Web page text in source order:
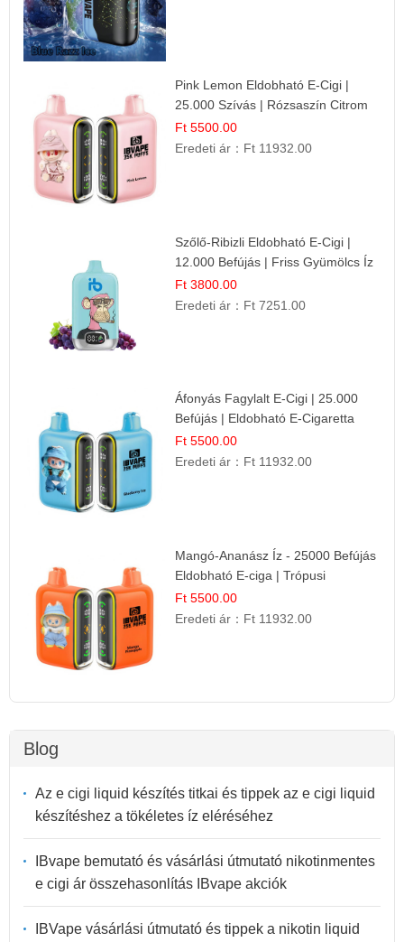
Pink Lemon Eldobható E-Cigi |
25.000 Szívás | Rózsaszín Citrom
Íz
Ft 5500.00
Eredeti ár： Ft 11932.00
Szőlő-Ribizli Eldobható E-Cigi |
12.000 Befújás | Friss Gyümölcs Íz
Ft 3800.00
Eredeti ár： Ft 7251.00
Áfonyás Fagylalt E-Cigi | 25.000
Befújás | Eldobható E-Cigaretta
Ft 5500.00
Eredeti ár： Ft 11932.00
Mangó-Ananász Íz - 25000 Befújás
Eldobható E-ciga | Trópusi
Gyümölcs Élmény!
Ft 5500.00
Eredeti ár： Ft 11932.00
Blog
Az e cigi liquid készítés titkai és tippek az e cigi liquid
készítéshez a tökéletes íz eléréséhez
IBvape bemutató és vásárlási útmutató nikotinmentes
e cigi ár összehasonlítás IBvape akciók
IBVape vásárlási útmutató és tippek a nikotin liquid